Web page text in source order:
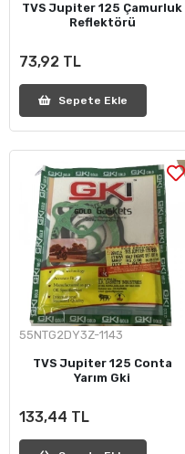
TVS Jupiter 125 Çamurluk
Reflektörü
73,92 TL
Sepete Ekle
55NTG2DY3Z-1143
TVS Jupiter 125 Conta
Yarım Gki
133,44 TL